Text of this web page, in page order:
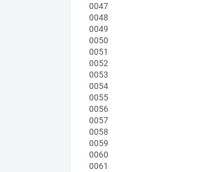
0047
0048
0049
0050
0051
0052
0053
0054
0055
0056
0057
0058
0059
0060
0061